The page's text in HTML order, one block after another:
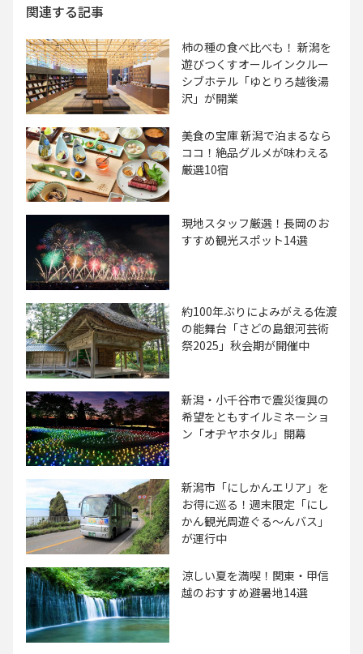
関連する記事
柿の種の食べ比べも！ 新潟を
遊びつくすオールインクルー
シブホテル「ゆとりろ越後湯
沢」が開業
美食の宝庫 新潟で泊まるなら
ココ！絶品グルメが味わえる
厳選10宿
現地スタッフ厳選！長岡のお
すすめ観光スポット14選
約100年ぶりによみがえる佐渡
の能舞台「さどの島銀河芸術
祭2025」秋会期が開催中
新潟・小千谷市で震災復興の
希望をともすイルミネーショ
ン「オヂヤホタル」開幕
新潟市「にしかんエリア」を
お得に巡る！週末限定「にし
かん観光周遊ぐる〜んバス」
が運行中
涼しい夏を満喫！関東・甲信
越のおすすめ避暑地14選